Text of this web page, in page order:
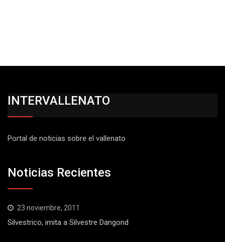
INTERVALLENATO
Portal de noticias sobre el vallenato
Noticias Recientes
23 noviembre, 2011
Silvestrico, imita a Silvestre Dangond